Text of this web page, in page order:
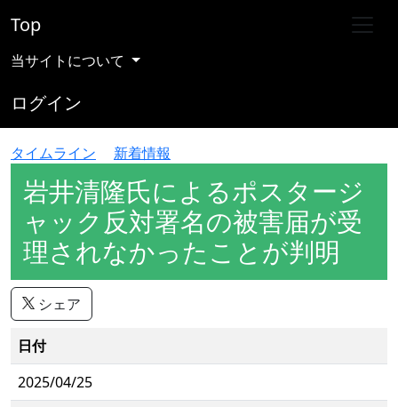
Top
当サイトについて
ログイン
タイムライン 新着情報
岩井清隆氏によるポスタージ
ャック反対署名の被害届が受
理されなかったことが判明
シェア
日付
2025/04/25